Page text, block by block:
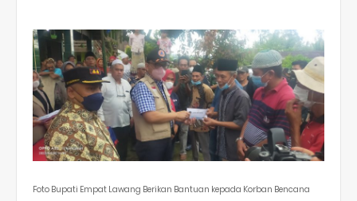
Foto Bupati Empat Lawang Berikan Bantuan kepada Korban Bencana